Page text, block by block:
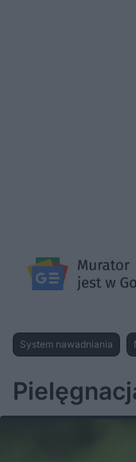
System nawadniania